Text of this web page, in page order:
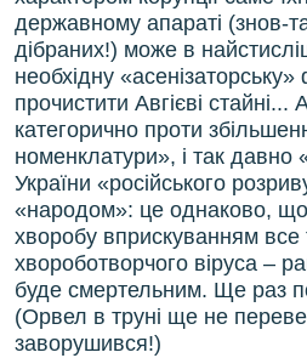
державному апараті (знов-
дібраних!) може в
необхідну
прочистити Авгієві стайні...
категорично проти
номенклатури», і так давно
України «російського
«народом»: це однаково, що
хворобу вприскуванням все
хвороботворчого віруса –
буде смертельним. Ще раз
(Орвел в труні ще не
заворушився!)